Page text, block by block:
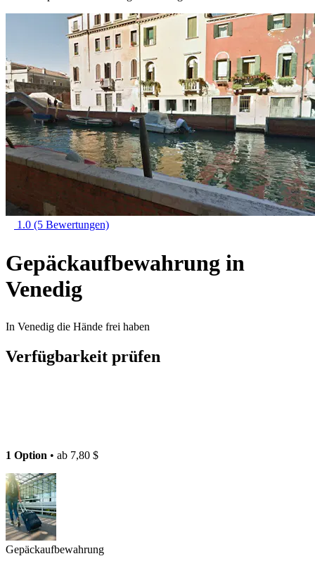
1.0 (5 Bewertungen)
Gepäckaufbewahrung in
Venedig
In Venedig die Hände frei haben
Verfügbarkeit prüfen
1 Option • ab 7,80 $
Gepäckaufbewahrung